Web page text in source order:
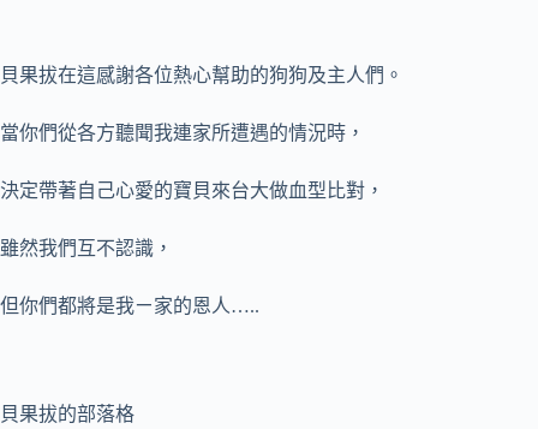
貝果拔在這感謝各位熱心幫助的狗狗及主人們。
當你們從各方聽聞我連家所遭遇的情況時，
決定帶著自己心愛的寶貝來台大做血型比對，
雖然我們互不認識，
但你們都將是我ㄧ家的恩人…..
貝果拔的部落格